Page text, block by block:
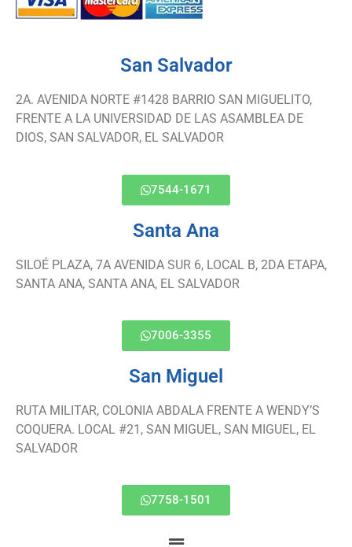
San Salvador
2A. AVENIDA NORTE #1428 BARRIO SAN MIGUELITO,
FRENTE A LA UNIVERSIDAD DE LAS ASAMBLEA DE
DIOS, SAN SALVADOR, EL SALVADOR
7544-1671
Santa Ana
SILOÉ PLAZA, 7A AVENIDA SUR 6, LOCAL B, 2DA ETAPA,
SANTA ANA, SANTA ANA, EL SALVADOR
7006-3355
San Miguel
RUTA MILITAR, COLONIA ABDALA FRENTE A WENDY’S
COQUERA. LOCAL #21, SAN MIGUEL, SAN MIGUEL, EL
SALVADOR
7758-1501